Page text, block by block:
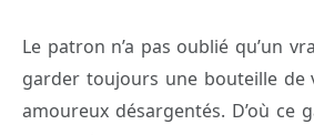
Le patron n’a pas oublié qu’un
garder toujours une bouteille de
amoureux désargentés. D’où ce